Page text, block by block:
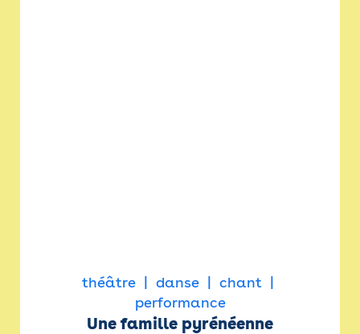
théâtre danse
chant
performance
Une famille pyrénéenne